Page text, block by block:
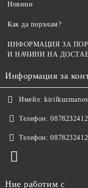
Новини
Как да поръчам?
ИНФОРМАЦИЯ ЗА
И НАЧИНИ НА
Информация за
Имейл:
Телефон: 0878232412
Телефон: 0878232412
Ние работим с